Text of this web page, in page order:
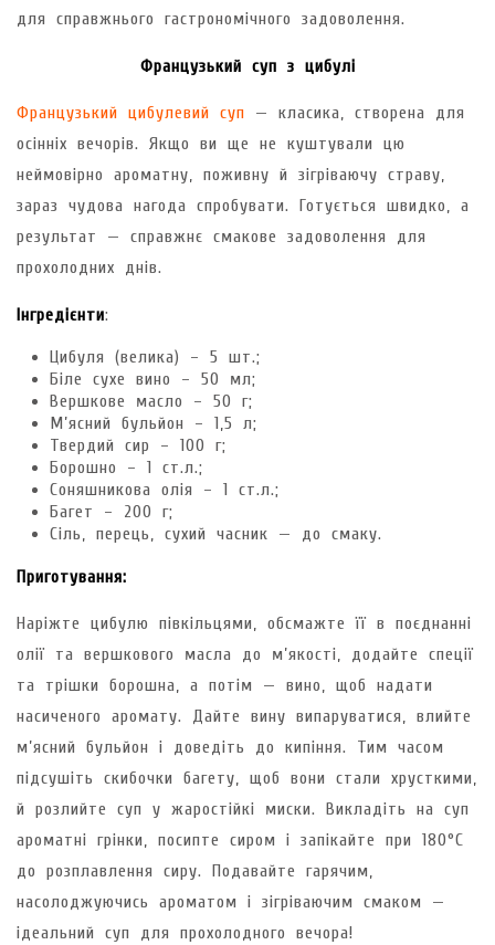
для справжнього гастрономічного задоволення.
Французький суп з цибулі
Французький цибулевий суп — класика, створена для
осінніх вечорів. Якщо ви ще не куштували цю
неймовірно ароматну, поживну й зігріваючу страву,
зараз чудова нагода спробувати. Готується швидко, а
результат — справжнє смакове задоволення для
прохолодних днів.
Інгредієнти:
Цибуля (велика) – 5 шт.;
Біле сухе вино – 50 мл;
Вершкове масло – 50 г;
М’ясний бульйон – 1,5 л;
Твердий сир – 100 г;
Борошно – 1 ст.л.;
Соняшникова олія – 1 ст.л.;
Багет – 200 г;
Сіль, перець, сухий часник — до смаку.
Приготування:
Наріжте цибулю півкільцями, обсмажте її в поєднанні
олії та вершкового масла до м’якості, додайте спеції
та трішки борошна, а потім — вино, щоб надати
насиченого аромату. Дайте вину випаруватися, влийте
м’ясний бульйон і доведіть до кипіння. Тим часом
підсушіть скибочки багету, щоб вони стали хрусткими,
й розлийте суп у жаростійкі миски. Викладіть на суп
ароматні грінки, посипте сиром і запікайте при 180°C
до розплавлення сиру. Подавайте гарячим,
насолоджуючись ароматом і зігріваючим смаком —
ідеальний суп для прохолодного вечора!